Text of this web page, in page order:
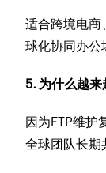
适合跨境电商
球化协同办公
5. 为什么越来
因为FTP维护
全球团队长期